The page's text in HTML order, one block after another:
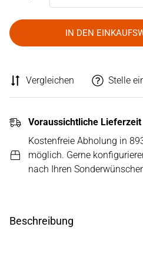
IN DEN
Vergleichen Stelle
Voraussichtliche Lieferzeit
Kostenfreie Abholung in
möglich. Gerne
nach Ihren
Beschreibung